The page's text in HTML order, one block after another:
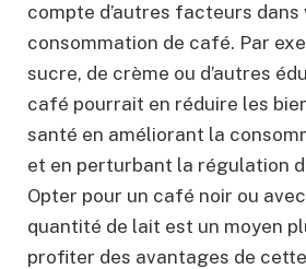
compte d’autres facteurs dans
consommation de café. Par
sucre, de crème ou d’autres
café pourrait en réduire les
santé en améliorant la
et en perturbant la régulation
Opter pour un café noir ou
quantité de lait est un moyen
profiter des avantages de